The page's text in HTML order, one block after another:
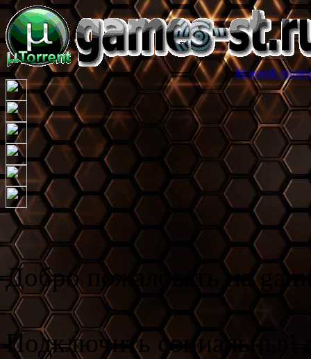
Игровой торрент трекер
Добро пожаловать на
Подключить социальный